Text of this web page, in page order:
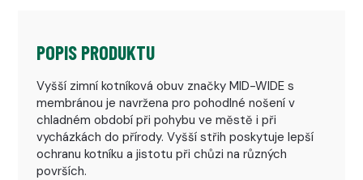
POPIS PRODUKTU
Vyšší zimní kotníková obuv značky MID-WIDE s
membránou je navržena pro pohodlné nošení v
chladném období při pohybu ve městě i při
vycházkách do přírody. Vyšší střih poskytuje lepší
ochranu kotníku a jistotu při chůzi na různých
površích.